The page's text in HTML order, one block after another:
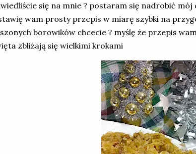
się na mnie ? postaram się nadrobić mój
wam prosty przepis w miarę szybki na
borowików chcecie ? myślę że przepis
zbliżają się wielkimi krokami